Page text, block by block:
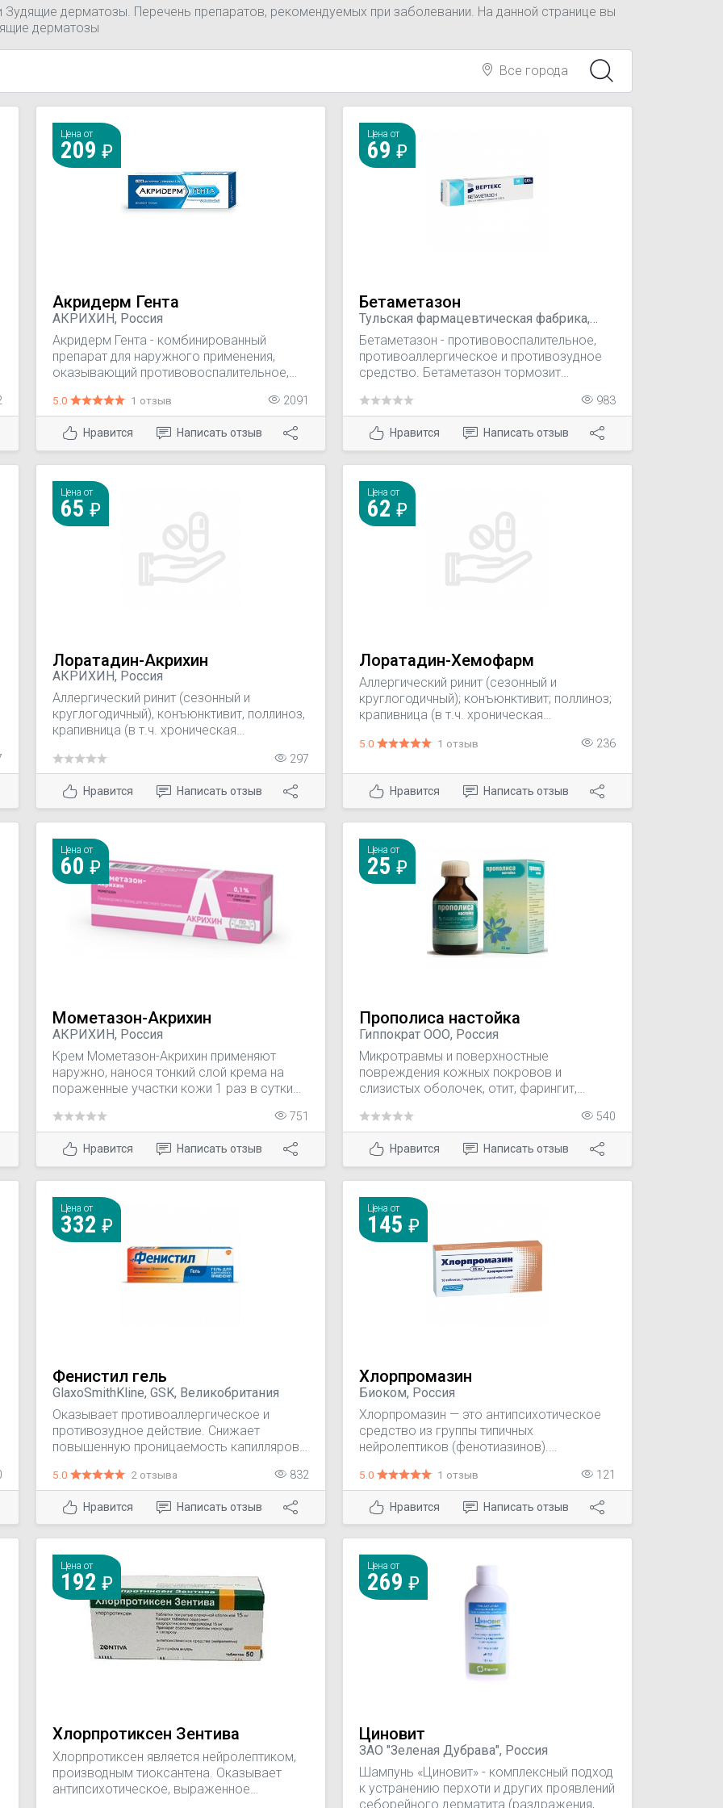
Зудящие дерматозы. Перечень препаратов, рекомендуемых при заболевании. На данной странице вы
дерматозы
Все города
Цена от
209
Акридерм Гента
АКРИХИН, Россия
Акридерм Гента - комбинированный
препарат для наружного применения,
оказывающий противовоспалительное,
антибактериальное действие.
5.0 1 отзыв 2091
Нравится Написать отзыв
Цена от
69
Бетаметазон
Тульская фармацевтическая фабрика,
Россия; Вертекс ЗАО, Россия; Arterium,
Украина
Бетаметазон - противовоспалительное,
противоаллергическое и противозудное
средство. Бетаметазон тормозит
лизосомальных ферментов и
противовоспалительных медиаторов в
очаге воспаления, угнетает фагоцитоз,
уменьшает сосудисто-тканевую
проницаемость, препятствует
образованию воспалительного отека.
983
Нравится Написать отзыв
Цена от
65
Лоратадин-Акрихин
АКРИХИН, Россия
Аллергический ринит (сезонный и
круглогодичный), конъюнктивит, поллиноз,
крапивница (в т.ч. хроническая
отек, зудящие дерматозы;
псевдоаллергические реакции, вызванные
высвобождением гистамина;
аллергические реакции на укусы
насекомых.
297
Нравится Написать отзыв
Цена от
62
Лоратадин-Хемофарм
Аллергический ринит (сезонный и
круглогодичный); конъюнктивит; поллиноз;
крапивница (в т.ч. хроническая
дерматозы; псевдоаллергические
5.0 1 отзыв 236
Нравится Написать отзыв
Цена от
60
Мометазон-Акрихин
АКРИХИН, Россия
Крем Мометазон-Акрихин применяют
наружно, нанося тонкий слой крема на
пораженные участки кожи 1 раз в сутки
дерматозом. Продолжительность курса
лечения составляет 7-28 дней и
определяется эффективностью терапии, а
также переносимостью препарата
пациентом, наличием и выраженностью
побочных эффектов.
751
Нравится Написать отзыв
Цена от
25
Прополиса настойка
Гиппократ ООО, Россия
Микротравмы и поверхностные
повреждения кожных покровов и
слизистых оболочек, отит, фарингит,
540
Нравится Написать отзыв
Цена от
332
Фенистил гель
GlaxoSmithKline, GSK, Великобритания
Оказывает противоаллергическое и
противозудное действие. Снижает
повышенную проницаемость капилляров,
При нанесении на кожу уменьшает зуд и
раздражение, вызванные кожно-
аллергическими реакциями. Препарат
обладает также выраженным
местноанестезирующим действием.
5.0 2 отзыва 832
Нравится Написать отзыв
Цена от
145
Хлорпромазин
Биоком, Россия
Хлорпромазин — это антипсихотическое
средство из группы типичных
нейролептиков (фенотиазинов).
расстройств, включая шизофрению,
манию и тяжелую тревогу. Обладает
седативным, противорвотным и
противогаллюцинаторным действием.
Может вызывать побочные эффекты,
включая сонливость, экстрапирамидные
расстройства и гипотензию. Используется
строго под контролем врача.
5.0 1 отзыв 121
Нравится Написать отзыв
Цена от
192
Хлорпротиксен Зентива
Хлорпротиксен является нейролептиком,
производным тиоксантена. Оказывает
антипсихотическое, выраженное
Цена от
269
Циновит
ЗАО "Зеленая Дубрава", Россия
Шампунь «Циновит» - комплексный подход
к устранению перхоти и других проявлений
себорейного дерматита (раздражения,